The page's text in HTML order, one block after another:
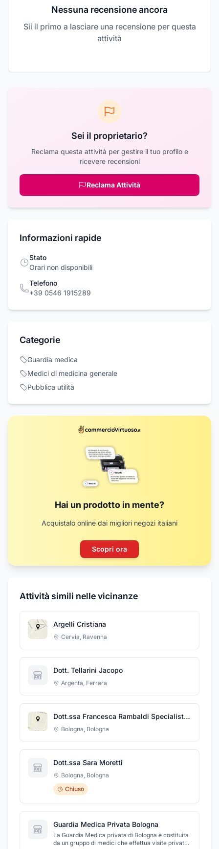
Nessuna recensione ancora
Sii il primo a lasciare una recensione per questa
attività
Sei il proprietario?
Reclama questa attività per gestire il tuo profilo e
ricevere recensioni
Reclama Attività
Informazioni rapide
Stato
Orari non disponibili
Telefono
+39 0546 1915289
Categorie
Guardia medica
Medici di medicina generale
Pubblica utilità
Hai un prodotto in mente?
Acquistalo online dai migliori negozi italiani
Scopri ora
Attività simili nelle vicinanze
Argelli Cristiana
Cervia, Ravenna
Dott. Tellarini Jacopo
Argenta, Ferrara
Dott.ssa Francesca Rambaldi Specialista in Medicina Generale
Bologna, Bologna
Dott.ssa Sara Moretti
Bologna, Bologna
Chiuso
Guardia Medica Privata Bologna
La Guardia Medica privata di Bologna è costituita
da un gruppo di medici che effettua visite private